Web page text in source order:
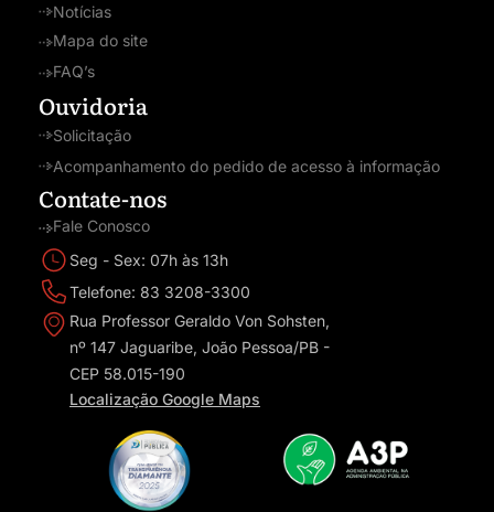
Notícias
Mapa do site
FAQ’s
Ouvidoria
Solicitação
Acompanhamento do pedido de acesso à informação
Contate-nos
Fale Conosco
Seg - Sex: 07h às 13h
Telefone: 83 3208-3300
Rua Professor Geraldo Von Sohsten,
nº 147 Jaguaribe, João Pessoa/PB -
CEP 58.015-190
Localização Google Maps